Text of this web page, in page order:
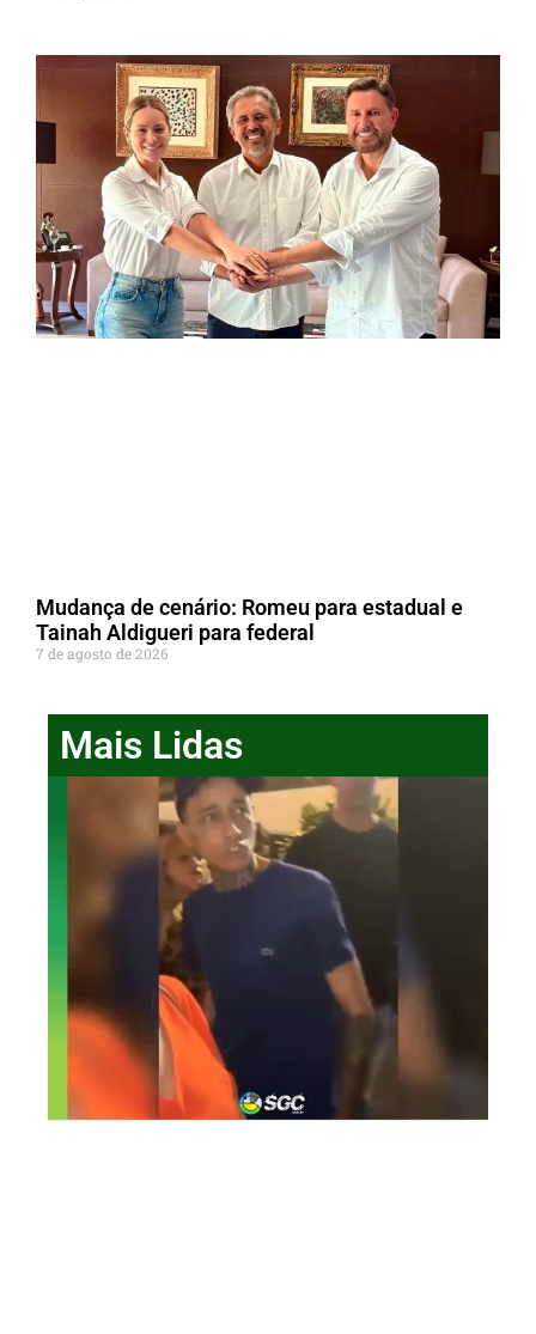
Mudança de cenário: Romeu para estadual e
Tainah Aldigueri para federal
7 de agosto de 2026
Mais Lidas